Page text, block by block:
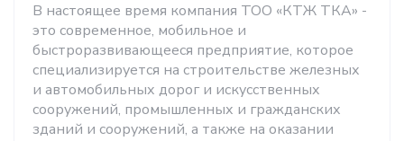
В настоящее время компания ТОО «КТЖ ТКА» -
это современное, мобильное и
быстроразвивающееся предприятие, которое
специализируется на строительстве железных
и автомобильных дорог и искусственных
сооружений, промышленных и гражданских
зданий и сооружений, а также на оказании